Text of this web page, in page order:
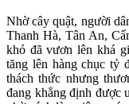
Nhờ cây quật, người
Thanh Hà, Tân An,
khó đã vươn lên khá
tăng lên hàng chục tỷ
thách thức nhưng
đang khẳng định được